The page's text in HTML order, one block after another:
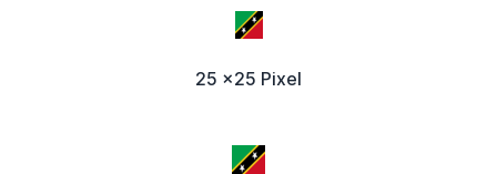
25 x25 Pixel